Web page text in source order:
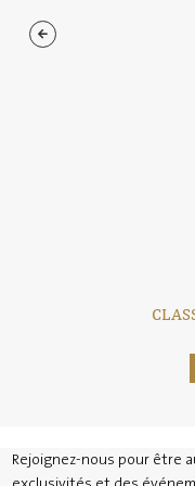
Rejoignez-nous pour être